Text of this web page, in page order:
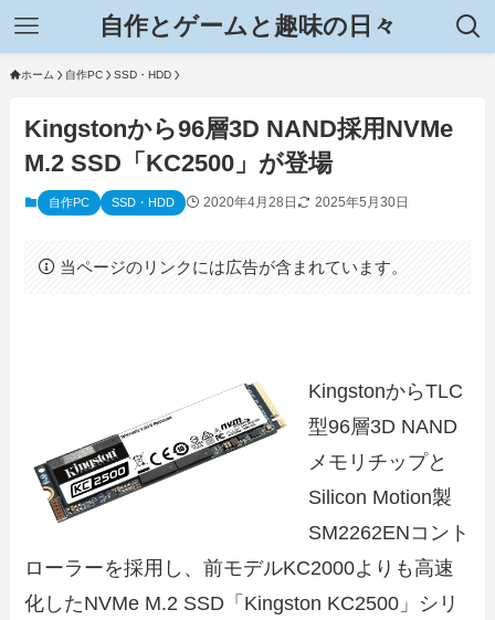
自作とゲームと趣味の日々
ホーム 自作PC SSD・HDD
Kingstonから96層3D NAND採用NVMe
M.2 SSD「KC2500」が登場
自作PC SSD・HDD 2020年4月28日 2025年5月30日
当ページのリンクには広告が含まれています。
KingstonからTLC
型96層3D NAND
メモリチップと
Silicon Motion製
SM2262ENコント
ローラーを採用し、前モデルKC2000よりも高速
化したNVMe M.2 SSD「Kingston KC2500」シリ